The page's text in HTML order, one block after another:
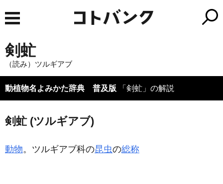
剣虻
（読み）ツルギアブ
動植物名よみかた辞典 普及版 「剣虻」の解説
剣虻 (ツルギアブ)
動物。ツルギアブ科の昆虫の総称